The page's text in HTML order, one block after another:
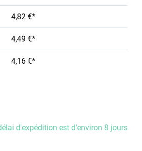
4,82 €*
4,49 €*
4,16 €*
d'expédition est d'environ 8 jours